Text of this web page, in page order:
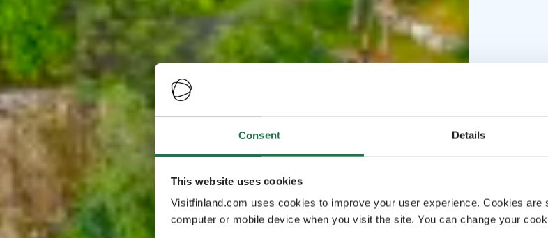
Consent Details
This website uses cookies
Visitfinland.com uses cookies to improve your user experience. Cookies
computer or mobile device when you visit the site. You can change your